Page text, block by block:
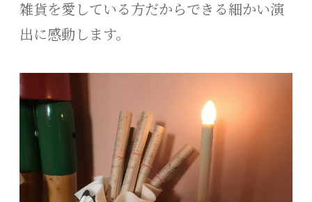
雑貨を愛している方だからできる細かい演
出に感動します。